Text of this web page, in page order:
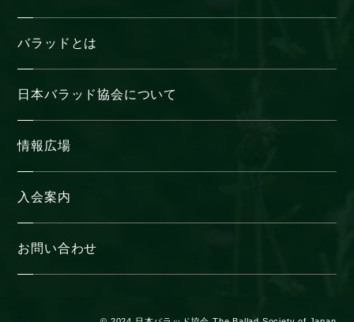
バラッドとは
日本バラッド協会について
情報広場
入会案内
お問い合わせ